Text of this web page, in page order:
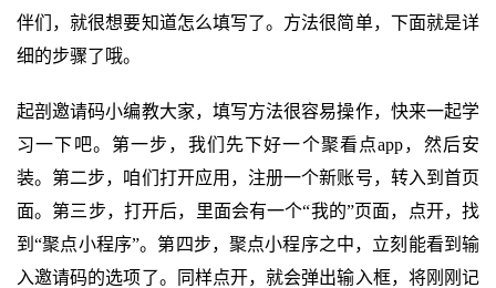
伴们，就很想要知道怎么填写了。方法很简单，下面就是详
细的步骤了哦。
起剖邀请码小编教大家，填写方法很容易操作，快来一起学
习一下吧。第一步，我们先下好一个聚看点app，然后安
装。第二步，咱们打开应用，注册一个新账号，转入到首页
面。第三步，打开后，里面会有一个“我的”页面，点开，找
到“聚点小程序”。第四步，聚点小程序之中，立刻能看到输
入邀请码的选项了。同样点开，就会弹出输入框，将刚刚记